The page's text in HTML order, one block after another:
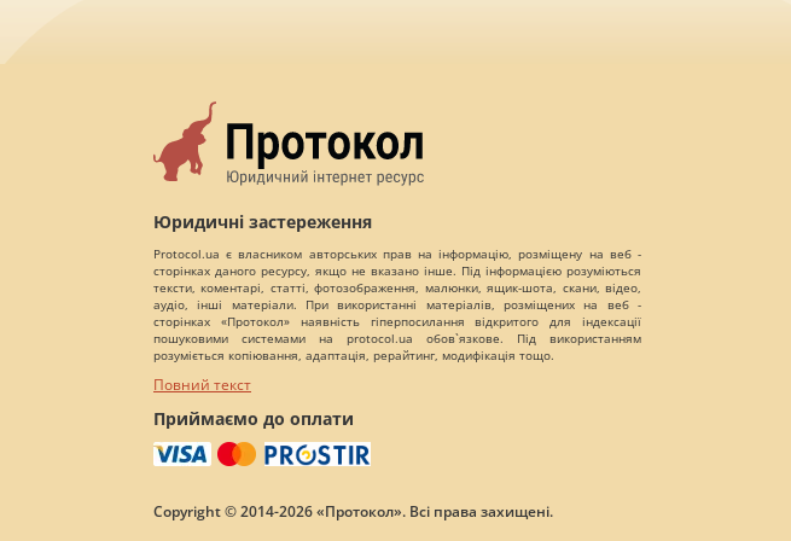
Юридичні застереження
Protocol.ua є власником авторських прав на інформацію, розміщену на веб -
сторінках даного ресурсу, якщо не вказано інше. Під інформацією розуміються
тексти, коментарі, статті, фотозображення, малюнки, ящик-шота, скани, відео,
аудіо, інші матеріали. При використанні матеріалів, розміщених на веб -
сторінках «Протокол» наявність гіперпосилання відкритого для індексації
пошуковими системами на protocol.ua обов`язкове. Під використанням
розуміється копіювання, адаптація, рерайтинг, модифікація тощо.
Повний текст
Приймаємо до оплати
Copyright © 2014-2026 «Протокол». Всі права захищені.